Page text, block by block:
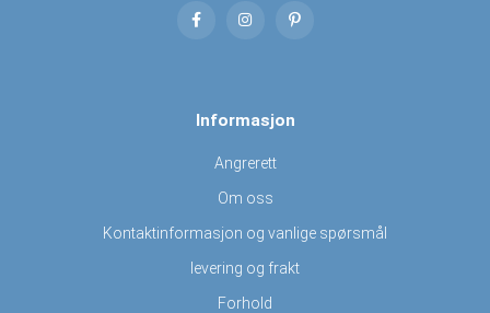
Informasjon
Angrerett
Om oss
Kontaktinformasjon og vanlige spørsmål
levering og frakt
Forhold